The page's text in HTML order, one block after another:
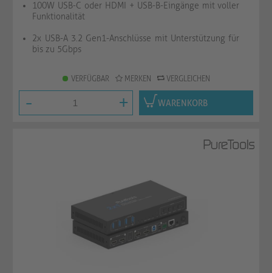
100W USB-C oder HDMI + USB-B-Eingänge mit voller
Funktionalität
2x USB-A 3.2 Gen1-Anschlüsse mit Unterstützung für
bis zu 5Gbps
VERFÜGBAR MERKEN VERGLEICHEN
- + WARENKORB